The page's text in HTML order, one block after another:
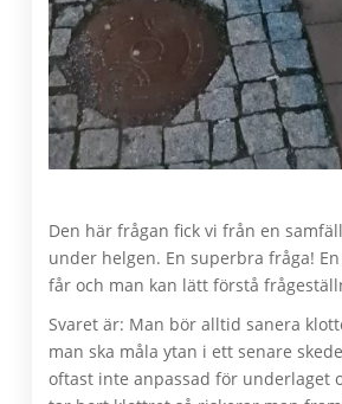
Den här frågan fick vi från en
under helgen. En superbra fråga!
får och man kan lätt förstå
Svaret är: Man bör alltid sanera
man ska måla ytan i ett senare
oftast inte anpassad för underlaget